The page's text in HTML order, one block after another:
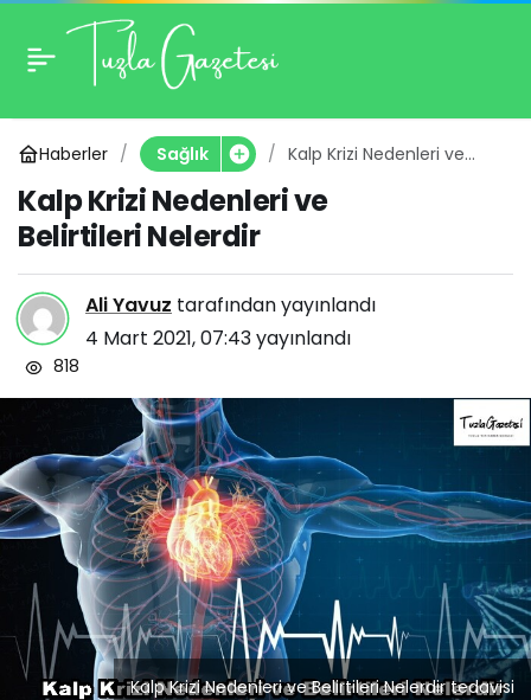
Haberler Sağlık
Kalp Krizi Nedenleri ve
Kalp Krizi Nedenleri ve
Belirtileri Nelerdir
Ali Yavuz tarafından yayınlandı
4 Mart 2021, 07:43yayınlandı
818
Kalp Krizi Nedenleri ve Belirtileri Nelerdir tedavisi
Kalp Krizi Nedenleri ve
Belirtileri Nelerdir